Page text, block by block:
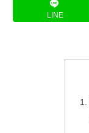
LINE